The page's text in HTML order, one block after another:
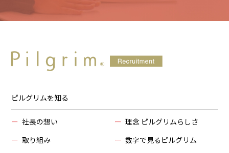
ピルグリムを知る
ー 社長の想い ー 理念 ピルグリムらしさ
ー 取り組み ー 数字で見るピルグリム